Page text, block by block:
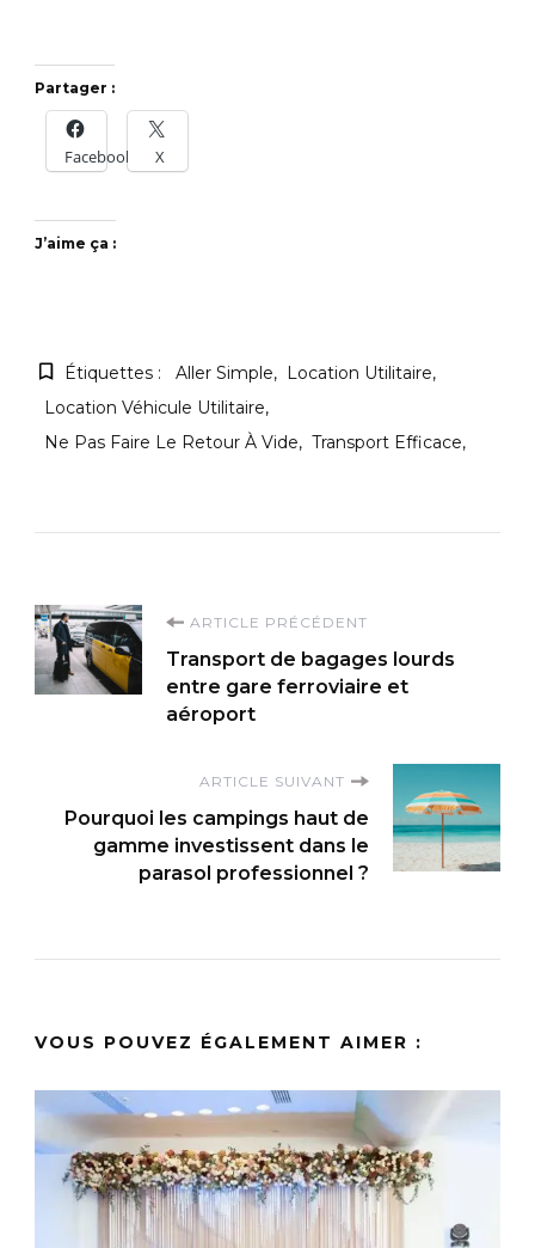
Partager :
Facebook X
J’aime ça :
Étiquettes : Aller Simple
Location Utilitaire
Location Véhicule Utilitaire
Ne Pas Faire Le Retour À Vide
Transport Efficace
Navigation
d'article
ARTICLE PRÉCÉDENT
Transport de bagages lourds
entre gare ferroviaire et
aéroport
ARTICLE SUIVANT
Pourquoi les campings haut de
gamme investissent dans le
parasol professionnel ?
VOUS POUVEZ ÉGALEMENT AIMER :